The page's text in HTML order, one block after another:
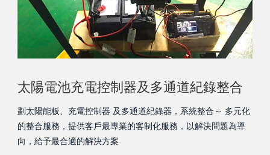
太陽電池充電控制器及多通道紀錄整合
劃太陽能板、充電控制器 及多通道紀錄器，系統整合～ 多元化
的整合服務，提供客戶最專業的客制化服務，以解決問題為導
向，給予最合適的解決方案